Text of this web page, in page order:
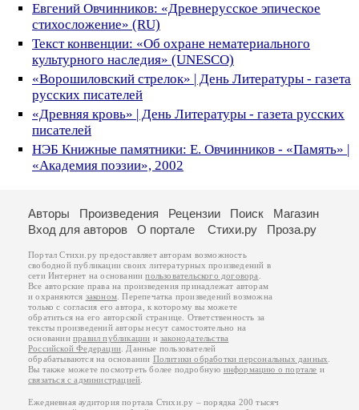
Евгений Овчинников: «Древнерусское эпическое
стихосложение» (RU)
Текст конвенции: «Об охране нематериального
культурного наследия» (UNESCO)
«Ворошиловский стрелок» | День Литературы - газета
русских писателей
«Древняя кровь» | День Литературы - газета русских
писателей
НЭБ Книжные памятники: Е. Овчинников - «Память» |
«Академия поэзии», 2002
Авторы Произведения Рецензии Поиск
Магазин
Вход для авторов
О портале Стихи.ру Проза.ру
Портал Стихи.ру предоставляет авторам возможность
свободной публикации своих литературных произведений в
сети Интернет на основаниипользовательского договора.
Все авторские права на произведения принадлежат авторам
и охраняются законом. Перепечатка произведений возможна
только с согласия его автора, к которому вы можете
обратиться на его авторской странице. Ответственность за
тексты произведений авторы несут самостоятельно на
основанииправил публикации изаконодательства
Российской Федерации. Данные пользователей
обрабатываются на основании Политики обработки персональных данных.
Вы также можете посмотреть более подробную информацию о портале и
связаться с администрацией.
Ежедневная аудитория портала Стихи.ру – порядка 200 тысяч